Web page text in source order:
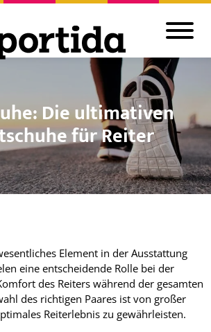
Die ultimativen
für Reiter
Element in der Ausstattung
eine entscheidende Rolle bei der
des Reiters während der gesamten
des richtigen Paares ist von großer
Reiterlebnis zu gewährleisten.